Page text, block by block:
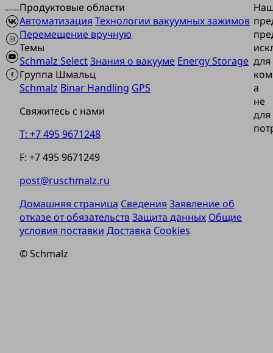
Продуктовые области
Автоматизация Технологии вакуумных зажимов
Перемещение вручную
Темы
Schmalz SelectЗнания о вакууме Energy Storage
Группа Шмальц
Schmalz Binar Handling GPS
Свяжитесь с нами
T: +7 495 9671248
F: +7 495 9671249
post@ruschmalz.ru
для
а
не
для
Домашняя страница Сведения Заявление об
отказе от обязательствЗащита данных Общие
условия поставки Доставка Cookies
© Schmalz